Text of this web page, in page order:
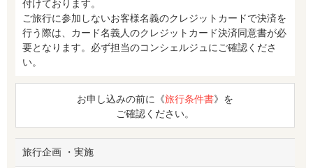
付けております。
ご旅行に参加しないお客様名義のクレジットカードで決済を
行う際は、カード名義人のクレジットカード決済同意書が必
要となります。必ず担当のコンシェルジュにご確認くださ
い。
お申し込みの前に《旅行条件書》を
ご確認ください。
旅行企画 ・実施